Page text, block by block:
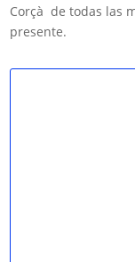
Corçà de todas las
presente.